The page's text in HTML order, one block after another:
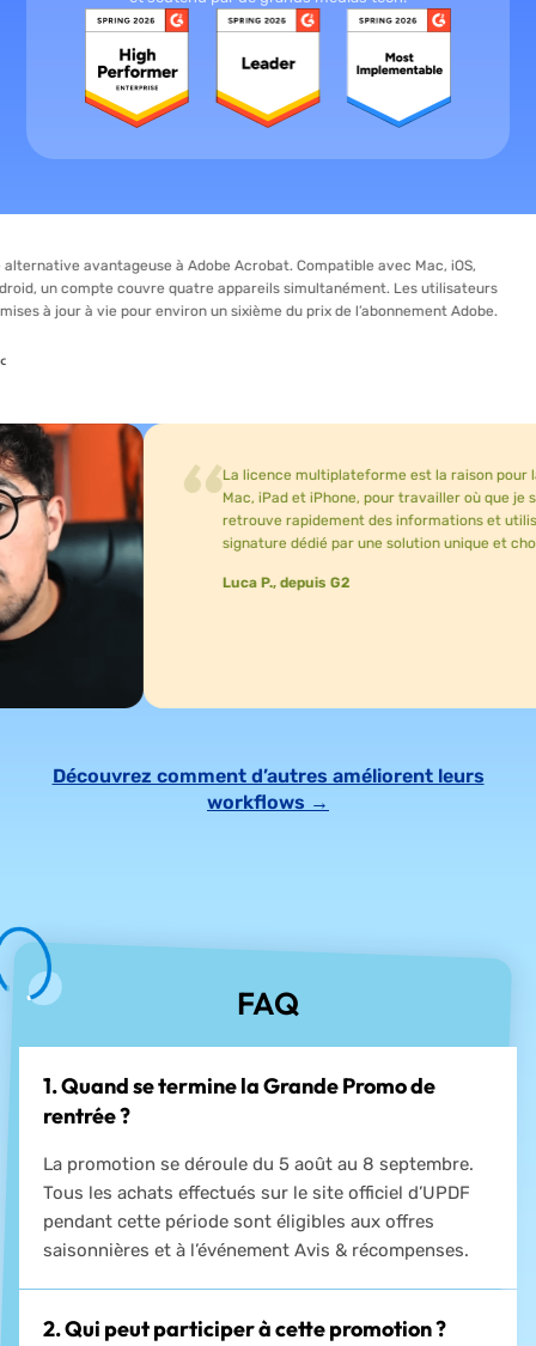
avantageuse à Adobe Acrobat. Compatible avec Mac, iOS,
couvre quatre appareils simultanément. Les utilisateurs
à vie pour environ un sixième du prix de l’abonnement Adobe.
La licence multiplateforme est la raison pour laquelle
Mac, iPad et iPhone, pour travailler où que je sois.
retrouve rapidement des informations et utilise des
signature dédié par une solution unique et choisi la
Luca P., depuis G2
Découvrez comment d’autres améliorent leurs
workflows →
FAQ
1. Quand se termine la Grande Promo de
rentrée ?
La promotion se déroule du 5 août au 8 septembre.
Tous les achats effectués sur le site officiel d’UPDF
pendant cette période sont éligibles aux offres
saisonnières et à l’événement Avis & récompenses.
2. Qui peut participer à cette promotion ?